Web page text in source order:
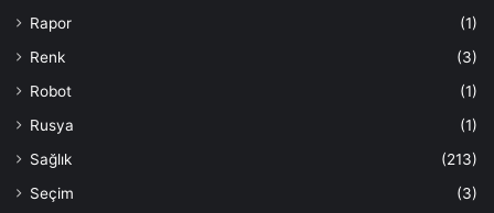
Rapor
(1)
Renk
(3)
Robot
(1)
Rusya
(1)
Sağlık
(213)
Seçim
(3)